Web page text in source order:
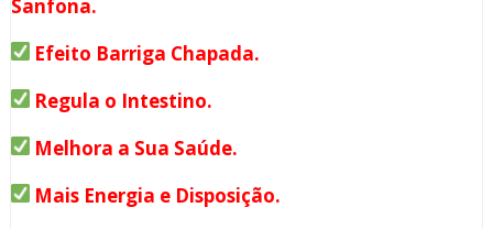
Sanfona.
Efeito Barriga Chapada.
Regula o Intestino.
Melhora a Sua Saúde.
Mais Energia e Disposição.